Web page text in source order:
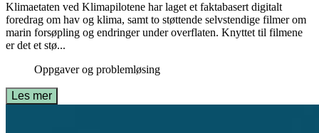
Klimaetaten ved Klimapilotene har laget et faktabasert digitalt
foredrag om hav og klima, samt to støttende selvstendige filmer om
marin forsøpling og endringer under overflaten. Knyttet til filmene
er det et stø...
Oppgaver og problemløsing
Les mer